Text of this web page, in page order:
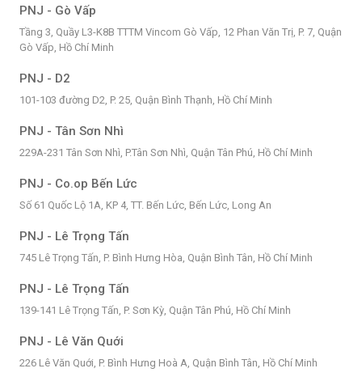
PNJ - Gò Vấp
Tầng 3, Quầy L3-K8B TTTM Vincom Gò Vấp, 12 Phan Văn Trị, P. 7, Quận
Gò Vấp, Hồ Chí Minh
PNJ - D2
101-103 đường D2, P. 25, Quận Bình Thạnh, Hồ Chí Minh
PNJ - Tân Sơn Nhì
229A-231 Tân Sơn Nhì, P.Tân Sơn Nhì, Quận Tân Phú, Hồ Chí Minh
PNJ - Co.op Bến Lức
Số 61 Quốc Lộ 1A, KP 4, TT. Bến Lức, Bến Lức, Long An
PNJ - Lê Trọng Tấn
745 Lê Trọng Tấn, P. Bình Hưng Hòa, Quận Bình Tân, Hồ Chí Minh
PNJ - Lê Trọng Tấn
139-141 Lê Trọng Tấn, P. Sơn Kỳ, Quận Tân Phú, Hồ Chí Minh
PNJ - Lê Văn Quới
226 Lê Văn Quới, P. Bình Hưng Hoà A, Quận Bình Tân, Hồ Chí Minh